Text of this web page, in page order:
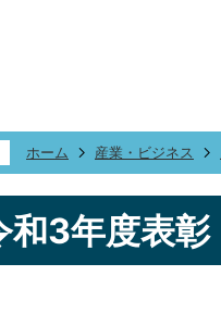
ホーム 産業・ビジネス
和3年度表彰